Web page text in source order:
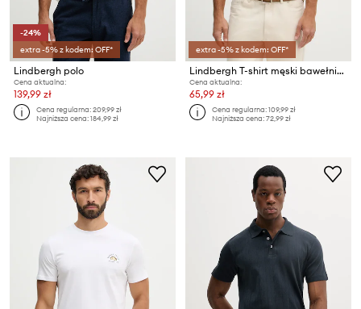
-24%
extra -5% z kodem: OFF*
Lindbergh polo
Cena aktualna:
139,99 zł
Cena regularna:209,99 zł
Najniższa cena:184,99 zł
extra -5% z kodem: OFF*
Lindbergh T-shirt męski bawełniany
Cena aktualna:
65,99 zł
Cena regularna:109,99 zł
Najniższa cena:72,99 zł